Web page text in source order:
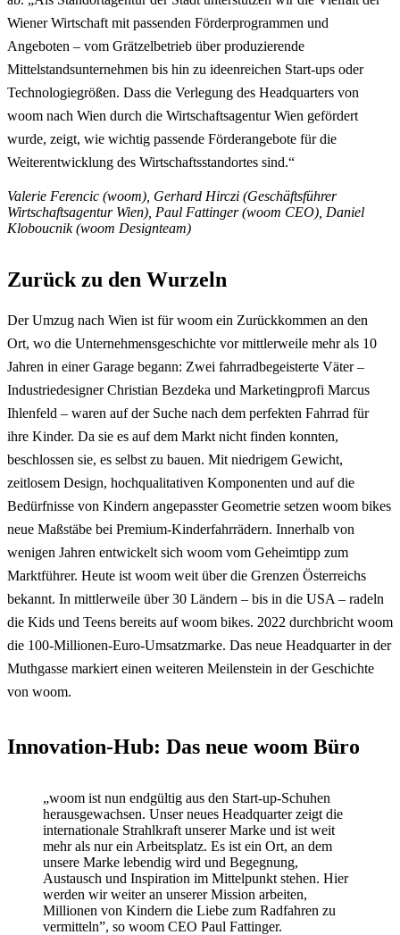
Wiener Wirtschaft mit passenden Förderprogrammen und
Angeboten – vom Grätzelbetrieb über produzierende
Mittelstandsunternehmen bis hin zu ideenreichen Start-ups oder
Technologiegrößen. Dass die Verlegung des Headquarters von
woom nach Wien durch die Wirtschaftsagentur Wien gefördert
wurde, zeigt, wie wichtig passende Förderangebote für die
Weiterentwicklung des Wirtschaftsstandortes sind.“
Valerie Ferencic (woom), Gerhard Hirczi (Geschäftsführer
Wirtschaftsagentur Wien), Paul Fattinger (woom CEO), Daniel
Kloboucnik (woom Designteam)
Zurück zu den Wurzeln
Der Umzug nach Wien ist für woom ein Zurückkommen an den
Ort, wo die Unternehmensgeschichte vor mittlerweile mehr als 10
Jahren in einer Garage begann: Zwei fahrradbegeisterte Väter –
Industriedesigner Christian Bezdeka und Marketingprofi Marcus
Ihlenfeld – waren auf der Suche nach dem perfekten Fahrrad für
ihre Kinder. Da sie es auf dem Markt nicht finden konnten,
beschlossen sie, es selbst zu bauen. Mit niedrigem Gewicht,
zeitlosem Design, hochqualitativen Komponenten und auf die
Bedürfnisse von Kindern angepasster Geometrie setzen woom bikes
neue Maßstäbe bei Premium-Kinderfahrrädern. Innerhalb von
wenigen Jahren entwickelt sich woom vom Geheimtipp zum
Marktführer. Heute ist woom weit über die Grenzen Österreichs
bekannt. In mittlerweile über 30 Ländern – bis in die USA – radeln
die Kids und Teens bereits auf woom bikes. 2022 durchbricht woom
die 100-Millionen-Euro-Umsatzmarke. Das neue Headquarter in der
Muthgasse markiert einen weiteren Meilenstein in der Geschichte
von woom.
Innovation-Hub: Das neue woom Büro
„woom ist nun endgültig aus den Start-up-Schuhen
herausgewachsen. Unser neues Headquarter zeigt die
internationale Strahlkraft unserer Marke und ist weit
mehr als nur ein Arbeitsplatz. Es ist ein Ort, an dem
unsere Marke lebendig wird und Begegnung,
Austausch und Inspiration im Mittelpunkt stehen. Hier
werden wir weiter an unserer Mission arbeiten,
Millionen von Kindern die Liebe zum Radfahren zu
vermitteln”, so woom CEO Paul Fattinger.